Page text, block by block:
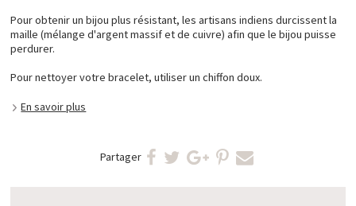
Pour obtenir un bijou plus résistant, les artisans indiens durcissent la
maille (mélange d'argent massif et de cuivre) afin que le bijou puisse
perdurer.
Pour nettoyer votre bracelet, utiliser un chiffon doux.
En savoir plus
Partager